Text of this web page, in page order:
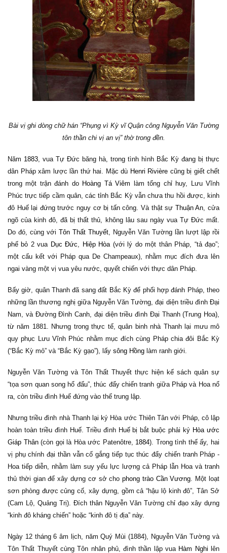
Bài vị ghi dòng chữ hán “Phụng vì Kỳ vĩ Quận công Nguyễn Văn Tường
tôn thần chi vị an vị” thờ trong đền.
Năm 1883, vua Tự Đức băng hà, trong tình hình Bắc Kỳ đang bị thực
dân Pháp xâm lược lần thứ hai. Mặc dù Henri Rivière cũng bị giết chết
trong một trận đánh do Hoàng Tá Viêm làm tổng chỉ huy, Lưu Vĩnh
Phúc trực tiếp cầm quân, các tỉnh Bắc Kỳ vẫn chưa thu hồi được, kinh
đô Huế lại đứng trước nguy cơ bị tấn công. Và thật sự Thuận An, cửa
ngõ của kinh đô, đã bị thất thủ, không lâu sau ngày vua Tự Đức mất.
Do đó, cùng với Tôn Thất Thuyết, Nguyễn Văn Tường lần lượt lập rồi
phế bỏ 2 vua Dục Đức, Hiệp Hòa(với lý do một thân Pháp, “tả đạo”;
một cấu kết với Pháp qua De Champeaux), nhằm mục đích đưa lên
ngai vàng một vị vua yêu nước, quyết chiến với thực dân Pháp.
Bấy giờ, quân Thanh đã sang đất Bắc Kỳ để phối hợp đánh Pháp, theo
những lần thương nghị giữa Nguyễn Văn Tường, đại diện triều đình Đại
Nam, và Đường Đình Canh, đại diện triều đình Đại Thanh (Trung Hoa),
từ năm 1881. Nhưng trong thực tế, quân binh nhà Thanh lại mưu mô
quy phục Lưu Vĩnh Phúc nhằm mục đích cùng Pháp chia đôi Bắc Kỳ
(“Bắc Kỳ mỏ” và “Bắc Kỳ gạo”), lấy sông Hồng làm ranh giới.
Nguyễn Văn Tường và Tôn Thất Thuyết thực hiện kế sách quân sự
“tọa sơn quan song hổ đấu”, thúc đẩy chiến tranh giữa Pháp và Hoa nổ
ra, còn triều đình Huế đứng vào thế trung lập.
Nhưng triều đình nhà Thanh lại ký Hòa ước Thiên Tân với Pháp, cô lập
hoàn toàn triều đình Huế. Triều đình Huế bị bắt buộc phải ký Hòa ước
Giáp Thân(còn gọi là Hòa ước Patenôtre, 1884). Trong tình thế ấy, hai
vị phụ chính đại thần vẫn cố gắng tiếp tục thúc đẩy chiến tranh Pháp -
Hoa tiếp diễn, nhằm làm suy yếu lực lượng cả Pháp lẫn Hoa và tranh
thủ thời gian để xây dựng cơ sở chophong trào Cần Vương. Một loạt
sơn phòng được củng cố, xây dựng, gồm cả “hậu lộ kinh đô”, Tân Sở
(Cam Lộ, Quảng Trị). Đích thân Nguyễn Văn Tường chỉ đạo xây dựng
“kinh đô kháng chiến” hoặc “kinh đô tị địa” này.
Ngày 12 tháng 6 âm lịch, năm Quý Mùi (1884), Nguyễn Văn Tường và
Tôn Thất Thuyết cùng Tôn nhân phủ, đình thần lập vua Hàm Nghi lên